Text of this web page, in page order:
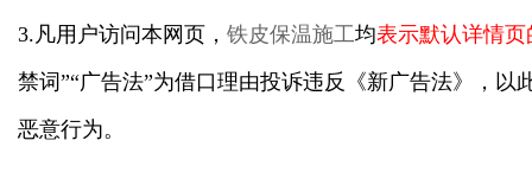
3.凡用户访问本网页， 铁皮保温施工均表示默认详情页
禁词”“广告法”为借口理由投诉违反《新广告法》，以
恶意行为。